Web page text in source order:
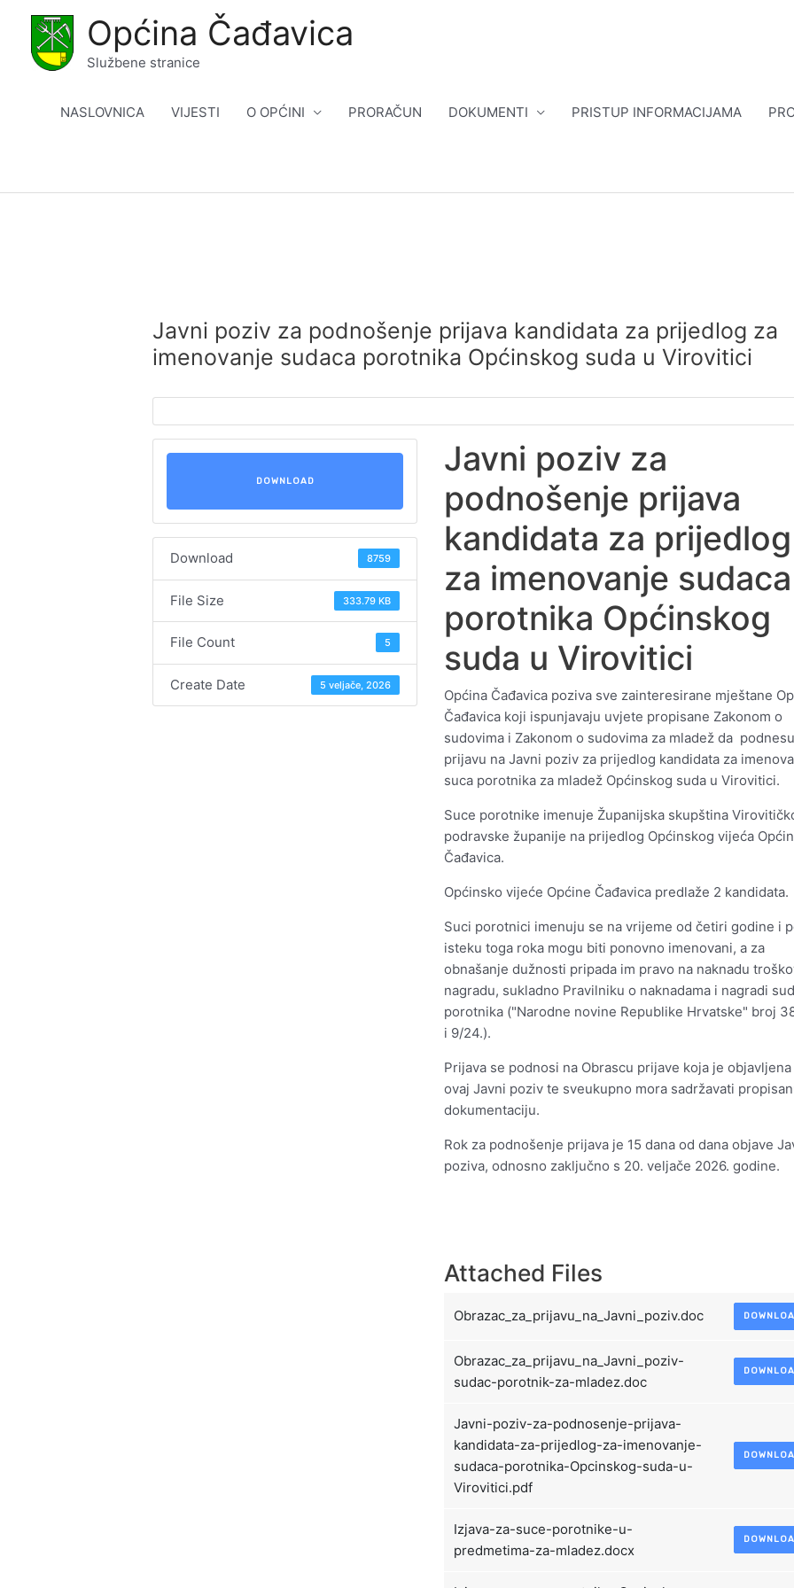
content
Općina Čađavica
Službene stranice
NASLOVNICA VIJESTI O OPĆINI PRORAČUN DOKUMENTI PRISTUP INFORMACIJAMA
Javni poziv za podnošenje prijava kandidata za prijedlog za
imenovanje sudaca porotnika Općinskog suda u Virovitici
DOWNLOAD
Download 8759
File Size 333.79 KB
File Count 5
Create Date 5 veljače, 2026
Javni poziv za
podnošenje prijava
kandidata za prijedlog
za imenovanje sudaca
porotnika Općinskog
suda u Virovitici
Općina Čađavica poziva sve zainteresirane mještane
Čađavica koji ispunjavaju uvjete propisane Zakonom o
sudovima i Zakonom o sudovima za mladež da podnesu
prijavu na Javni poziv za prijedlog kandidata za
suca porotnika za mladež Općinskog suda u Virovitici.
Suce porotnike imenuje Županijska skupština
podravske županije na prijedlog Općinskog vijeća
Čađavica.
Općinsko vijeće Općine Čađavica predlaže 2 kandidata.
Suci porotnici imenuju se na vrijeme od četiri godine i
isteku toga roka mogu biti ponovno imenovani, a za
obnašanje dužnosti pripada im pravo na naknadu
nagradu, sukladno Pravilniku o naknadama i nagradi
porotnika ("Narodne novine Republike Hrvatske" broj
i 9/24.).
Prijava se podnosi na Obrascu prijave koja je
ovaj Javni poziv te sveukupno mora sadržavati
dokumentaciju.
Rok za podnošenje prijava je 15 dana od dana objave
poziva, odnosno zaključno s 20. veljače 2026. godine.
Attached Files
Obrazac_za_prijavu_na_Javni_poziv.doc
Obrazac_za_prijavu_na_Javni_poziv-
sudac-porotnik-za-mladez.doc
Javni-poziv-za-podnosenje-prijava-
kandidata-za-prijedlog-za-imenovanje-
sudaca-porotnika-Opcinskog-suda-u-
Virovitici.pdf
Izjava-za-suce-porotnike-u-
predmetima-za-mladez.docx